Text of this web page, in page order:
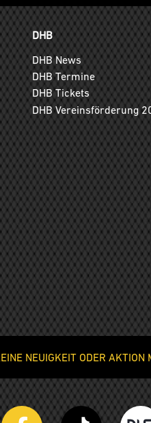
DHB
DHB News
DHB Termine
DHB Tickets
DHB Vereinsförderung
NEUIGKEIT ODER AKTION